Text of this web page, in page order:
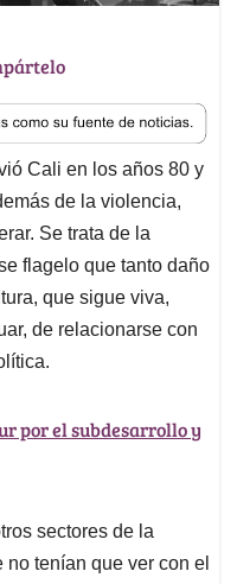
Cali en los años 80 y
de la violencia,
Se trata de la
flagelo que tanto daño
que sigue viva,
de relacionarse con
por el subdesarrollo y
sectores de la
tenían que ver con el